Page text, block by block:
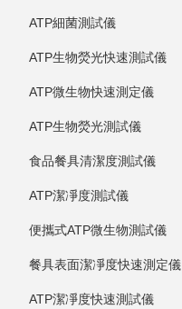
ATP細菌測試儀
ATP生物熒光快速測試儀
ATP微生物快速測定儀
ATP生物熒光測試儀
食品餐具清潔度測試儀
ATP潔凈度測試儀
便攜式ATP微生物測試儀
餐具表面潔凈度快速測定儀
ATP潔凈度快速測試儀